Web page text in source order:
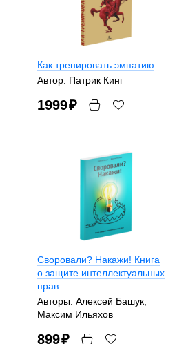
Как тренировать эмпатию
Автор: Патрик Кинг
1999₽
Своровали? Накажи! Книга
о защите интеллектуальных
прав
Авторы: Алексей Башук,
Максим Ильяхов
899₽